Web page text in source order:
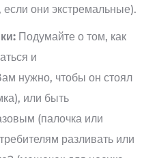
они экстремальные).
Подумайте о том, как
и
нужно, чтобы он стоял
или быть
(палочка или
разливать или